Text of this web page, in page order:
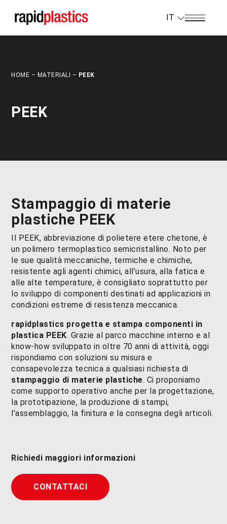
IT
HOME – MATERIALI – PEEK
PEEK
Stampaggio di materie
plastiche PEEK
Il PEEK, abbreviazione di polietere etere chetone, è
un polimero termoplastico semicristallino. Noto per
le sue qualità meccaniche, termiche e chimiche,
resistente agli agenti chimici, all’usura, alla fatica e
alle alte temperature, è consigliato soprattutto per
lo sviluppo di componenti destinati ad applicazioni in
condizioni estreme di resistenza meccanica.
rapidplastics progetta e stampa componenti in
plastica PEEK. Grazie al parco macchine interno e al
know-how sviluppato in oltre 70 anni di attività, oggi
rispondiamo con soluzioni su misura e
consapevolezza tecnica a qualsiasi richiesta di
stampaggio di materie plastiche. Ci proponiamo
come supporto operativo anche per la progettazione,
la prototipazione, la produzione di stampi,
l’assemblaggio, la finitura e la consegna degli articoli.
Richiedi maggiori informazioni
CONTATTACI